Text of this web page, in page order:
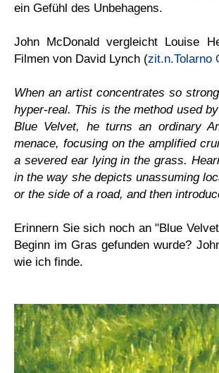
ein Gefühl des Unbehagens.
John McDonald vergleicht Louise
Filmen von David Lynch (zit.n.Tolarno
When an artist concentrates so
hyper-real. This is the method used
Blue Velvet, he turns an ordinary
menace, focusing on the amplified
a severed ear lying in the grass.
in the way she depicts unassuming
or the side of a road, and then
Erinnern Sie sich noch an "Blue
Beginn im Gras gefunden wurde?
wie ich finde.